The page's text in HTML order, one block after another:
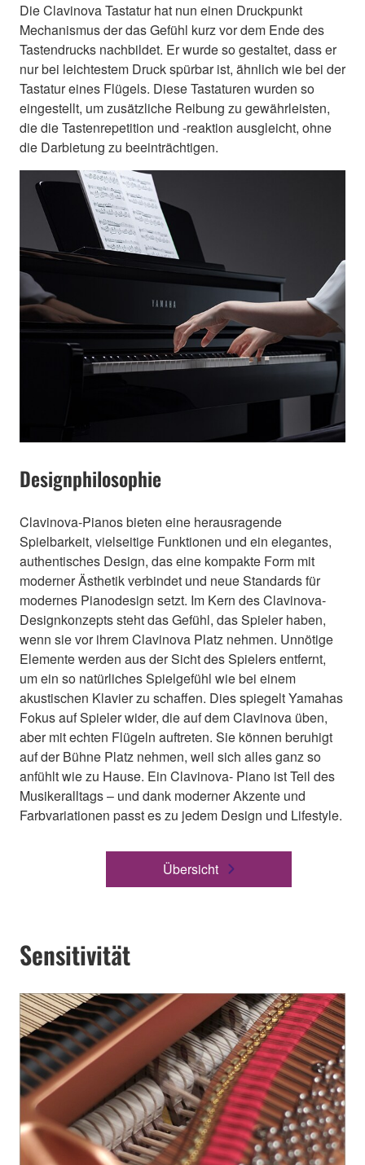
Die Clavinova Tastatur hat nun einen Druckpunkt
Mechanismus der das Gefühl kurz vor dem Ende des
Tastendrucks nachbildet. Er wurde so gestaltet, dass er
nur bei leichtestem Druck spürbar ist, ähnlich wie bei der
Tastatur eines Flügels. Diese Tastaturen wurden so
eingestellt, um zusätzliche Reibung zu gewährleisten,
die die Tastenrepetition und -reaktion ausgleicht, ohne
die Darbietung zu beeinträchtigen.
Designphilosophie
Clavinova-Pianos bieten eine herausragende
Spielbarkeit, vielseitige Funktionen und ein elegantes,
authentisches Design, das eine kompakte Form mit
moderner Ästhetik verbindet und neue Standards für
modernes Pianodesign setzt. Im Kern des Clavinova-
Designkonzepts steht das Gefühl, das Spieler haben,
wenn sie vor ihrem Clavinova Platz nehmen. Unnötige
Elemente werden aus der Sicht des Spielers entfernt,
um ein so natürliches Spielgefühl wie bei einem
akustischen Klavier zu schaffen. Dies spiegelt Yamahas
Fokus auf Spieler wider, die auf dem Clavinova üben,
aber mit echten Flügeln auftreten. Sie können beruhigt
auf der Bühne Platz nehmen, weil sich alles ganz so
anfühlt wie zu Hause. Ein Clavinova- Piano ist Teil des
Musikeralltags – und dank moderner Akzente und
Farbvariationen passt es zu jedem Design und Lifestyle.
Übersicht
Sensitivität